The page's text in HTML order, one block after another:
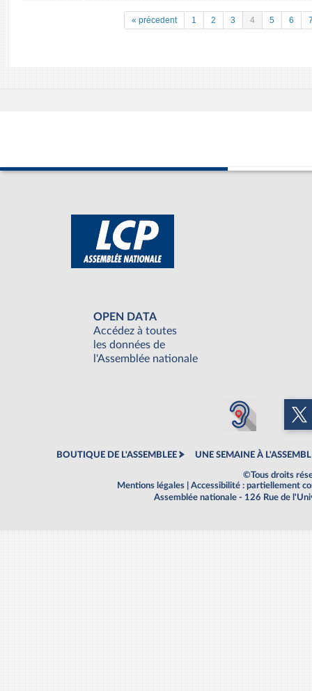
« précedent 1 2 3 4 5 6
OPEN DATA
Accédez à toutes
les données de
l'Assemblée nationale
BOUTIQUE DE L'ASSEMBLEE UNE SEMAINE À
©Tous droits
Mentions légales
Accessibilité : partiellement
Assemblée nationale - 126 Rue de